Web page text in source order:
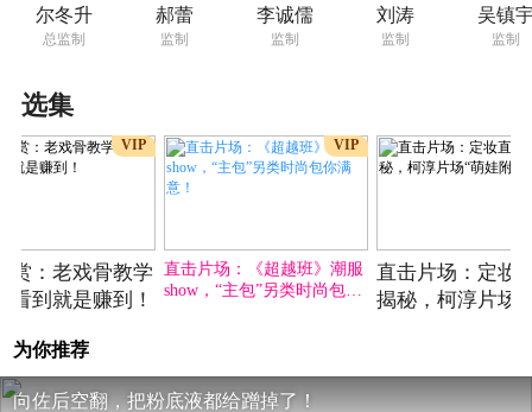
尔冬升
总监制
郝蕾
监制
李诚儒
监制
刘涛
监制
吴镇
监制
选集
VIP
赏：老戏骨教学
看到就是赚到！
VIP
直击片场：《超越班》潮服
show，“主包”另类时尚包你
直击片场：定妆
揭秘，柯淳片场
为你推荐
向佐后空翻，把粉底液都给蹭掉了！